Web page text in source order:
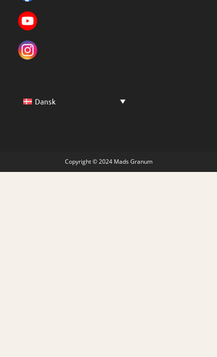
Dansk
Copyright © 2024 Mads Granum